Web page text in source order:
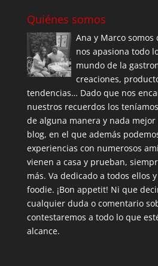
Quiénes somos
Ana y Marco somos
nos apasiona todo
mundo de la
creaciones,
tendencias… Dado que nos
nuestros recuerdos los
de alguna manera y nada
blog, en el que además
experiencias con numerosos
vienen a casa y prueban,
más. Va dedicado a todos ellos
foodie. ¡Bon appetit! Ni que
cualquier duda o comentario
contestaremos a todo lo que
alcance.